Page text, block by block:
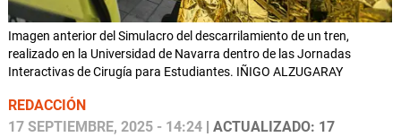
Imagen anterior del Simulacro del descarrilamiento de un tren,
realizado en la Universidad de Navarra dentro de las Jornadas
Interactivas de Cirugía para Estudiantes. IÑIGO ALZUGARAY
REDACCIÓN
17 SEPTIEMBRE, 2025 - 14:24 | ACTUALIZADO: 17